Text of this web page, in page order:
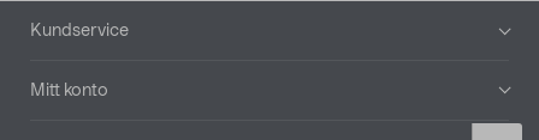
Sidfot
Kundservice
Mitt konto